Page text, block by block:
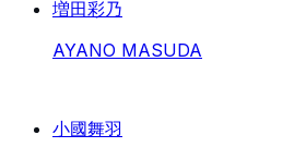
増田彩乃
AYANO MASUDA
小國舞羽